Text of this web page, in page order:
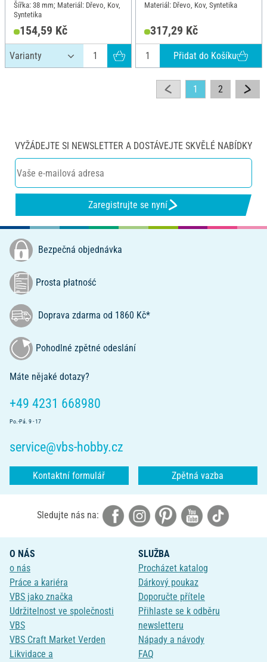
Šířka: 38 mm; Materiál: Dřevo, Kov,
Syntetika
154,59 Kč
Materiál: Dřevo, Kov, Syntetika
317,29 Kč
Přidat do Košíku
1 2
VYŽÁDEJTE SI NEWSLETTER A DOSTÁVEJTE SKVĚLÉ NABÍDKY
Zaregistrujte se nyní
Bezpečná objednávka
Prosta płatność
Doprava zdarma od 1860 Kč*
Pohodlné zpětné odeslání
Máte nějaké dotazy?
+49 4231 668980
Po.-Pá. 9 - 17
service@vbs-hobby.cz
Kontaktní formulář Zpětná vazba
Sledujte nás na:
O NÁS
o nás
Práce a kariéra
VBS jako značka
Udržitelnost ve společnosti
VBS
VBS Craft Market Verden
Likvidace a
SLUŽBA
Procházet katalog
Dárkový poukaz
Doporučte přítele
Přihlaste se k odběru
newsletteru
Nápady a návody
FAQ